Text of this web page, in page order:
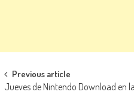
Navegación de entradas
Previous article
Jueves de Nintendo Download en